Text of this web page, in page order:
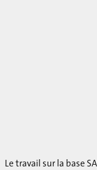
Le travail sur la base